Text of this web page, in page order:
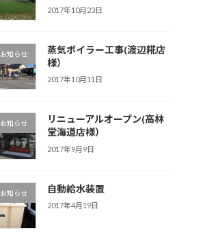
2017年10月23日
お知らせ
蒸気ボイラー工事(渡辺糀店
様）
2017年10月11日
お知らせ
リニューアルオープン(高林
堂海道店様）
2017年9月9日
お知らせ 自動給水装置
2017年4月19日